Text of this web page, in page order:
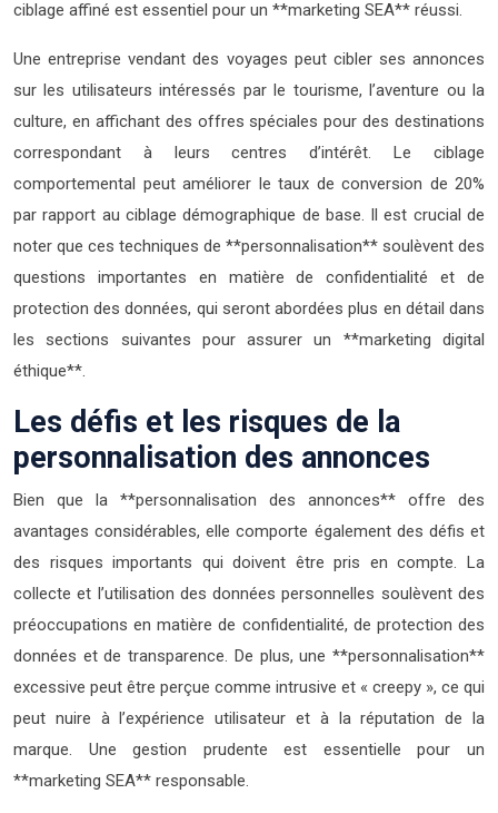
ciblage affiné est essentiel pour un **marketing SEA** réussi.
Une entreprise vendant des voyages peut cibler ses annonces
sur les utilisateurs intéressés par le tourisme, l’aventure ou la
culture, en affichant des offres spéciales pour des destinations
correspondant à leurs centres d’intérêt. Le ciblage
comportemental peut améliorer le taux de conversion de 20%
par rapport au ciblage démographique de base. Il est crucial de
noter que ces techniques de **personnalisation** soulèvent des
questions importantes en matière de confidentialité et de
protection des données, qui seront abordées plus en détail dans
les sections suivantes pour assurer un **marketing digital
éthique**.
Les défis et les risques de la
personnalisation des annonces
Bien que la **personnalisation des annonces** offre des
avantages considérables, elle comporte également des défis et
des risques importants qui doivent être pris en compte. La
collecte et l’utilisation des données personnelles soulèvent des
préoccupations en matière de confidentialité, de protection des
données et de transparence. De plus, une **personnalisation**
excessive peut être perçue comme intrusive et « creepy », ce qui
peut nuire à l’expérience utilisateur et à la réputation de la
marque. Une gestion prudente est essentielle pour un
**marketing SEA** responsable.